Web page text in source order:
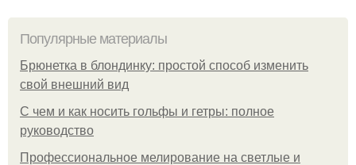
Популярные материалы
Брюнетка в блондинку: простой способ изменить
свой внешний вид
С чем и как носить гольфы и гетры: полное
руководство
Профессиональное мелирование на светлые и